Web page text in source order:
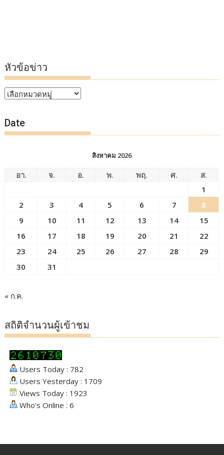
หัวข้อข่าว
หัวข้อ
Date
สิงหาคม 2026
อา. จ. อ. พ. พฤ. ศ.
ส.
1
2
3 4 5 6 7
8
9
10 11 12 13 14
15
16
17 18 19 20 21
22
23
24 25 26 27 28
29
30
31
« ก.ค.
สถิติจำนวนผู้เข้าชม
Users Today : 782
Users Yesterday : 1709
Views Today : 1923
Who's Online : 6